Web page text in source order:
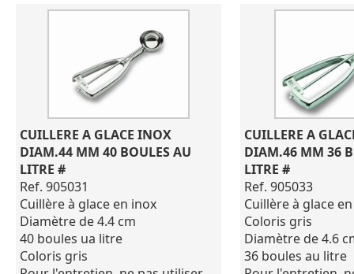
Pour l'entretien,
CUILLERE A GLACE INOX
DIAM.44 MM 40 BOULES AU
LITRE #
Ref. 905031
Cuillère à glace en inox
Diamètre de 4.4 cm
40 boules ua litre
Coloris gris
CUILLERE A
DIAM.46 MM 36
LITRE #
Ref. 905033
Cuillère à glace
Coloris gris
Diamètre de 4.6
36 boules au litre